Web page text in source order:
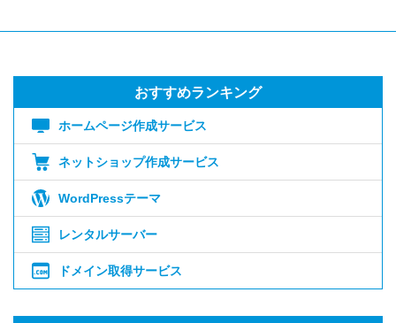
おすすめランキング
ホームページ作成サービス
ネットショップ作成サービス
WordPressテーマ
レンタルサーバー
ドメイン取得サービス